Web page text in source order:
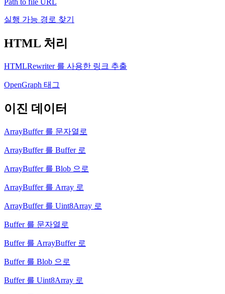
Path to file URL
실행 가능 경로 찾기
HTML 처리
HTMLRewriter 를 사용한 링크 추출
OpenGraph 태그
이진 데이터
ArrayBuffer 를 문자열로
ArrayBuffer 를 Buffer 로
ArrayBuffer 를 Blob 으로
ArrayBuffer 를 Array 로
ArrayBuffer 를 Uint8Array 로
Buffer 를 문자열로
Buffer 를 ArrayBuffer 로
Buffer 를 Blob 으로
Buffer 를 Uint8Array 로